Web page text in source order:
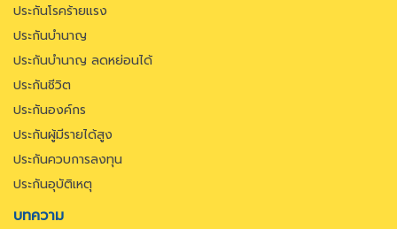
ประกันโรคร้ายแรง
ประกันบำนาญ
ประกันบำนาญ ลดหย่อนได้
ประกันชีวิต
ประกันองค์กร
ประกันผู้มีรายได้สูง
ประกันควบการลงทุน
ประกันอุบัติเหตุ
บทความ